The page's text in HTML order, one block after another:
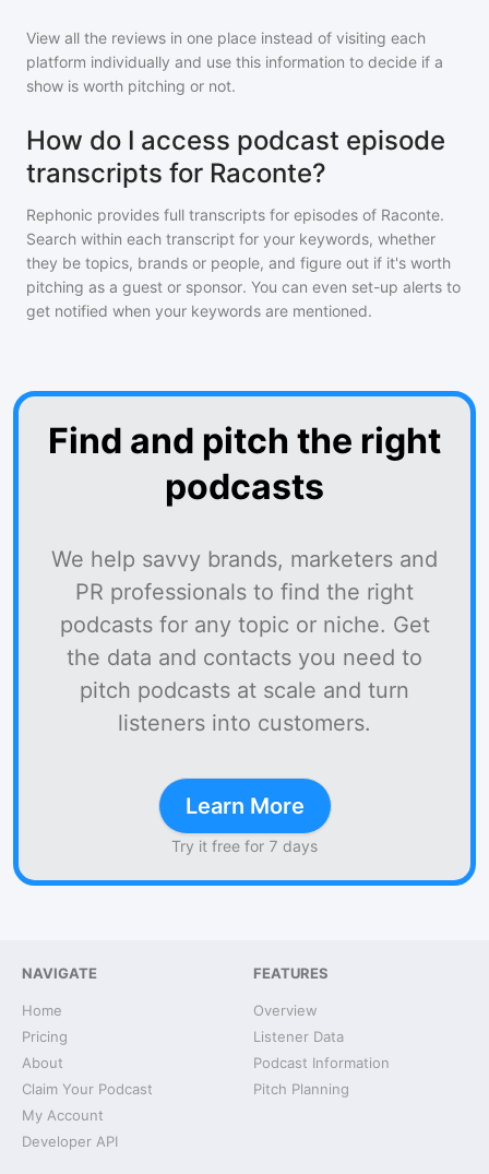
View all the reviews in one place instead of visiting each
platform individually and use this information to decide if a
show is worth pitching or not.
How do I access podcast episode
transcripts for Raconte?
Rephonic provides full transcripts for episodes of Raconte.
Search within each transcript for your keywords, whether
they be topics, brands or people, and figure out if it's worth
pitching as a guest or sponsor. You can even set-up alerts to
get notified when your keywords are mentioned.
Find and pitch the right
podcasts
We help savvy brands, marketers and
PR professionals to find the right
podcasts for any topic or niche. Get
the data and contacts you need to
pitch podcasts at scale and turn
listeners into customers.
Learn More
Try it free for 7 days
NAVIGATE
Home
Pricing
About
Claim Your Podcast
My Account
Developer API
FEATURES
Overview
Listener Data
Podcast Information
Pitch Planning